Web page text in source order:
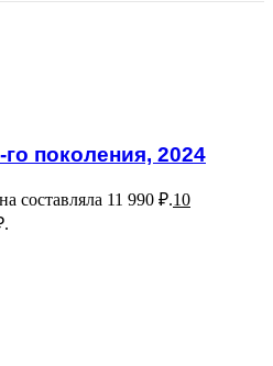
поколения, 2024
составляла 11 990 ₽.10